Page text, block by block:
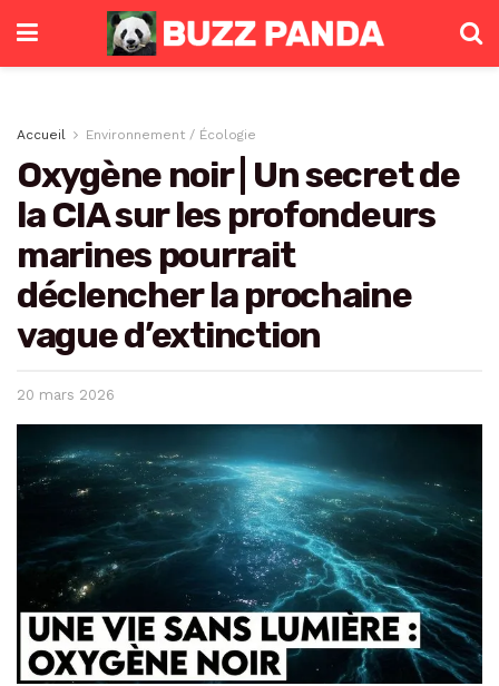
Accueil Environnement / Écologie
Oxygène noir | Un secret de
la CIA sur les profondeurs
marines pourrait
déclencher la prochaine
vague d’extinction
20 mars 2026